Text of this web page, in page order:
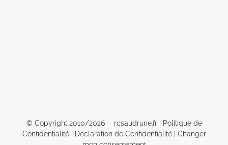
© Copyright 2010/2026 - rcsaudrune.fr |
Politique de
Confidentialité| Déclaration de Confidentialité| Changer